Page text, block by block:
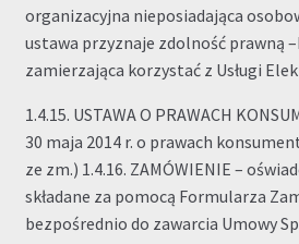
organizacyjna nieposiadająca
ustawa przyznaje zdolność prawną
zamierzająca korzystać z Usługi
1.4.15. USTAWA O PRAWACH
30 maja 2014 r. o prawach
ze zm.) 1.4.16. ZAMÓWIENIE –
składane za pomocą Formularza
bezpośrednio do zawarcia Umowy